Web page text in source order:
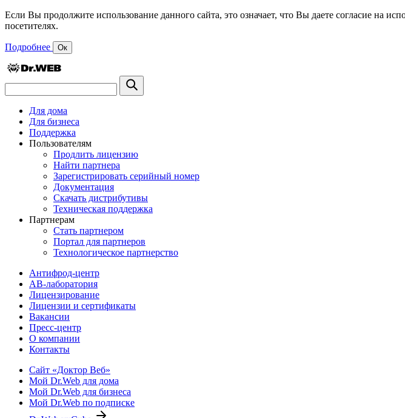
Если Вы продолжите использование данного сайта, это означает, что Вы даете согласие на
посетителях.
Подробнее Ок
Для дома
Для бизнеса
Поддержка
Пользователям
Продлить лицензию
Найти партнера
Зарегистрировать серийный номер
Документация
Скачать дистрибутивы
Техническая поддержка
Партнерам
Стать партнером
Портал для партнеров
Технологическое партнерство
Антифрод-центр
АВ-лаборатория
Лицензирование
Лицензии и сертификаты
Вакансии
Пресс-центр
О компании
Контакты
Сайт «Доктор Веб»
Мой Dr.Web для дома
Мой Dr.Web для бизнеса
Мой Dr.Web по подписке